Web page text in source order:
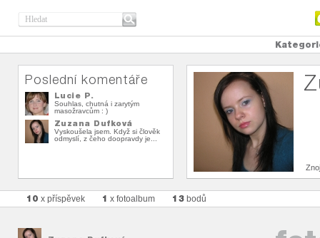
Poslední komentáře
Lucie P.
Souhlas, chutná i zarytým
masožravcům : )
Zuzana Dufková
Vyskoušela jsem. Když si člověk
odmyslí, z čeho doopravdy je...
10 x příspěvek 1 x fotoalbum 13 bodů